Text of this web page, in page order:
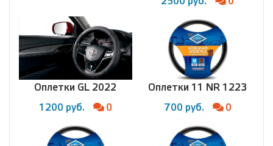
Оплетки GL 2022
1200 руб. 0
Оплетки 11 NR 1223
700 руб. 0